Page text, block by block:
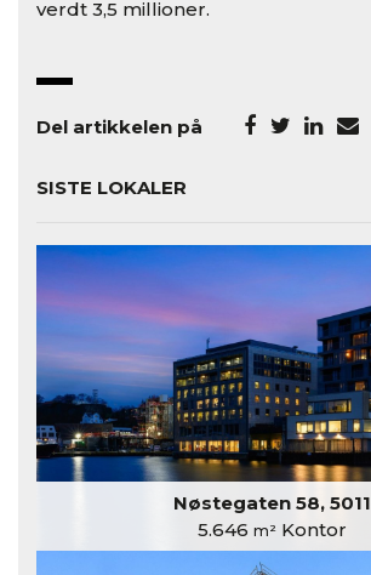
verdt 3,5 millioner.
Del artikkelen på
SISTE LOKALER
Nøstegaten 58, 5011
5.646 m²Kontor